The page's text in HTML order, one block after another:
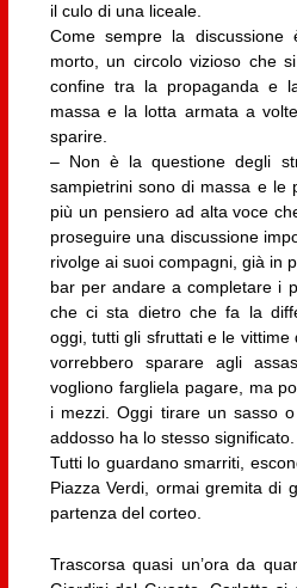
il culo di una liceale.
Come sempre la
morto, un circolo vizioso che
confine tra la propaganda e
massa e la lotta armata a
sparire.
– Non è la questione degli
sampietrini sono di massa e le
più un pensiero ad alta voce
proseguire una discussione
rivolge ai suoi compagni, già in
bar per andare a completare i
che ci sta dietro che fa la
oggi, tutti gli sfruttati e le
vorrebbero sparare agli
vogliono fargliela pagare, ma
i mezzi. Oggi tirare un sasso
addosso ha lo stesso significato.
Tutti lo guardano smarriti,
Piazza Verdi, ormai gremita di
partenza del corteo.
Trascorsa quasi un’ora da